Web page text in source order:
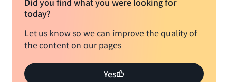
today?
Let us know so we can improve the quality of
the content on our pages
Yes